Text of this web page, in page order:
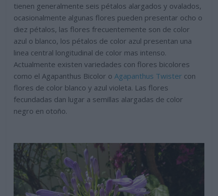
tienen generalmente seis pétalos alargados y ovalados,
ocasionalmente algunas flores pueden presentar ocho o
diez pétalos, las flores frecuentemente son de color
azul o blanco, los pétalos de color azul presentan una
linea central longitudinal de color mas intenso.
Actualmente existen variedades con flores bicolores
como el Agapanthus Bicolor o Agapanthus Twister con
flores de color blanco y azul violeta. Las flores
fecundadas dan lugar a semillas alargadas de color
negro en otoño.